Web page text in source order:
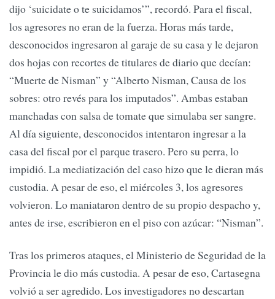
dijo ‘suicidate o te suicidamos’”, recordó. Para el fiscal,
los agresores no eran de la fuerza. Horas más tarde,
desconocidos ingresaron al garaje de su casa y le dejaron
dos hojas con recortes de titulares de diario que decían:
“Muerte de Nisman” y “Alberto Nisman, Causa de los
sobres: otro revés para los imputados”. Ambas estaban
manchadas con salsa de tomate que simulaba ser sangre.
Al día siguiente, desconocidos intentaron ingresar a la
casa del fiscal por el parque trasero. Pero su perra, lo
impidió. La mediatización del caso hizo que le dieran más
custodia. A pesar de eso, el miércoles 3, los agresores
volvieron. Lo maniataron dentro de su propio despacho y,
antes de irse, escribieron en el piso con azúcar: “Nisman”.
Tras los primeros ataques, el Ministerio de Seguridad de la
Provincia le dio más custodia. A pesar de eso, Cartasegna
volvió a ser agredido. Los investigadores no descartan